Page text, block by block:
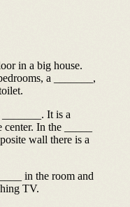
in a big house.
a _______,
It is a
In the _____
wall there is a
in the room and
TV.